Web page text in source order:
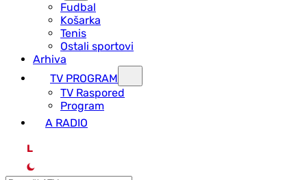
Fudbal
Košarka
Tenis
Ostali sportovi
Arhiva
TV PROGRAM
ТV Raspored
Program
A RADIO
L